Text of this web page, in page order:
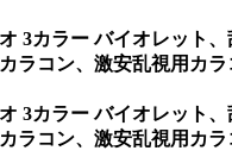
オ 3カラー バイオレット
ラコン、激安乱視用カ
オ 3カラー バイオレット
ラコン、激安乱視用カ